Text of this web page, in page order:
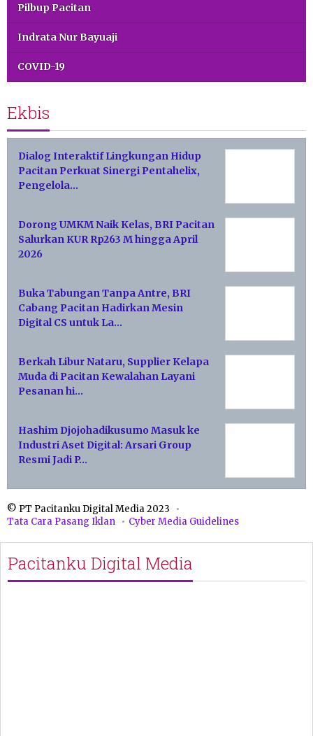
Pilbup Pacitan
Indrata Nur Bayuaji
COVID-19
Ekbis
Dialog Interaktif Lingkungan Hidup
Pacitan Perkuat Sinergi Pentahelix,
Pengelola…
Dorong UMKM Naik Kelas, BRI Pacitan
Salurkan KUR Rp263 M hingga April
2026
Buka Tabungan Tanpa Antre, BRI
Cabang Pacitan Hadirkan Mesin
Digital CS untuk La…
Berkah Libur Nataru, Supplier Kelapa
Muda di Pacitan Kewalahan Layani
Pesanan hi…
Hashim Djojohadikusumo Masuk ke
Industri Aset Digital: Arsari Group
Resmi Jadi P…
© PT Pacitanku Digital Media 2023
Tata Cara Pasang Iklan
Cyber Media Guidelines
Pacitanku Digital Media